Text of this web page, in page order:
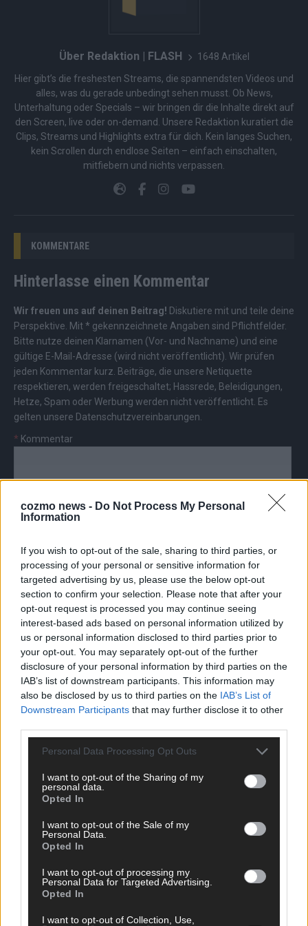
cozmo news - Do Not Process My Personal
Information
If you wish to opt-out of the sale, sharing to third parties, or
processing of your personal or sensitive information for
targeted advertising by us, please use the below opt-out
section to confirm your selection. Please note that after your
opt-out request is processed you may continue seeing
interest-based ads based on personal information utilized by
us or personal information disclosed to third parties prior to
your opt-out. You may separately opt-out of the further
disclosure of your personal information by third parties on the
IAB’s list of downstream participants. This information may
also be disclosed by us to third parties on the IAB’s List of
Downstream Participants that may further disclose it to other
Personal Data Processing Opt Outs
I want to opt-out of the Sharing of my
personal data.
Opted In
I want to opt-out of the Sale of my
Personal Data.
Opted In
I want to opt-out of processing my
Personal Data for Targeted Advertising.
Opted In
I want to opt-out of Collection, Use,
Über Redaktion | FLASH 1648 Artikel
Hier gibt’s die freshesten Streams, die spannendsten Videos und
alles, was du gerade unbedingt sehen musst. Ob News,
Unterhaltung oder Specials – wir bringen dir die Inhalte direkt auf
den Screen, live oder on-demand. Unsere Redaktion kuratiert die
Clips, Streams und Highlights extra für dich. Kein langes Suchen,
kein Scrollen durch endlose Seiten – einfach einschalten,
mitfiebern und nichts verpassen.
KOMMENTARE
Hinterlasse einen Kommentar
Wir freuen uns auf deinen Beitrag! Diskutiere mit und teile deine
Perspektive. Mit * gekennzeichnete Angaben sind Pflichtfelder.
Bitte nutze deinen Klarnamen (Vor- und Nachname) und eine
gültige E-Mail-Adresse (wird nicht veröffentlicht). Wir prüfen
jeden Kommentar kurz. Beiträge, die unsere Netiquette
respektieren, werden freigeschaltet; Hassrede, Beleidigungen,
Hetze, Spam oder Werbung werden nicht veröffentlicht. Es
gelten unsere Datenschutzvereinbarungen
* Kommentar
E-Mail
AD
FOLGE UNS BEI FACEBOOK